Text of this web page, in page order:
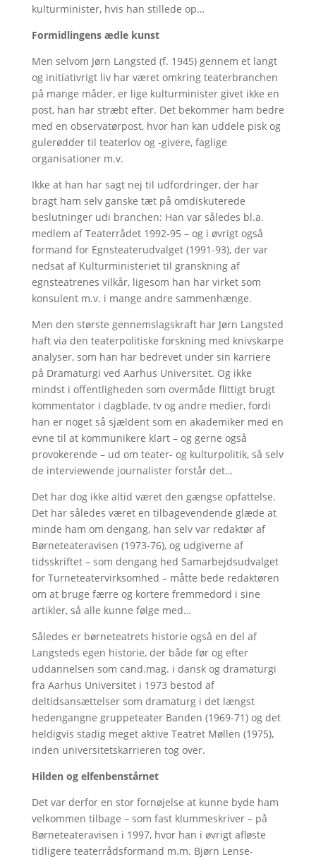
kulturminister, hvis han stillede op…
Formidlingens ædle kunst
Men selvom Jørn Langsted (f. 1945) gennem et langt
og initiativrigt liv har været omkring teaterbranchen
på mange måder, er lige kulturminister givet ikke en
post, han har stræbt efter. Det bekommer ham bedre
med en observatørpost, hvor han kan uddele pisk og
gulerødder til teaterlov og -givere, faglige
organisationer m.v.
Ikke at han har sagt nej til udfordringer, der har
bragt ham selv ganske tæt på omdiskuterede
beslutninger udi branchen: Han var således bl.a.
medlem af Teaterrådet 1992-95 – og i øvrigt også
formand for Egnsteaterudvalget (1991-93), der var
nedsat af Kulturministeriet til granskning af
egnsteatrenes vilkår, ligesom han har virket som
konsulent m.v. i mange andre sammenhænge.
Men den største gennemslagskraft har Jørn Langsted
haft via den teaterpolitiske forskning med knivskarpe
analyser, som han har bedrevet under sin karriere
på Dramaturgi ved Aarhus Universitet. Og ikke
mindst i offentligheden som overmåde flittigt brugt
kommentator i dagblade, tv og andre medier, fordi
han er noget så sjældent som en akademiker med en
evne til at kommunikere klart – og gerne også
provokerende – ud om teater- og kulturpolitik, så selv
de interviewende journalister forstår det…
Det har dog ikke altid været den gængse opfattelse.
Det har således været en tilbagevendende glæde at
minde ham om dengang, han selv var redaktør af
Børneteateravisen (1973-76), og udgiverne af
tidsskriftet – som dengang hed Samarbejdsudvalget
for Turneteatervirksomhed – måtte bede redaktøren
om at bruge færre og kortere fremmedord i sine
artikler, så alle kunne følge med…
Således er børneteatrets historie også en del af
Langsteds egen historie, der både før og efter
uddannelsen som cand.mag. i dansk og dramaturgi
fra Aarhus Universitet i 1973 bestod af
deltidsansættelser som dramaturg i det længst
hedengangne gruppeteater Banden (1969-71) og det
heldigvis stadig meget aktive Teatret Møllen (1975),
inden universitetskarrieren tog over.
Hilden og elfenbenstårnet
Det var derfor en stor fornøjelse at kunne byde ham
velkommen tilbage – som fast klummeskriver – på
Børneteateravisen i 1997, hvor han i øvrigt afløste
tidligere teaterrådsformand m.m. Bjørn Lense-